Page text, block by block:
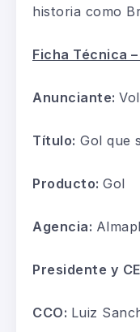
historia como
Ficha Técnica
Anunciante:
Título: Gol que
Producto: Gol
Agencia:
Presidente y
CCO: Luiz